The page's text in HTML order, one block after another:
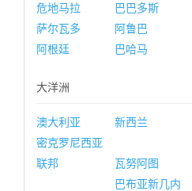
危地马拉
巴巴多斯
萨尔瓦多
阿鲁巴
阿根廷
巴哈马
大洋洲
澳大利亚 新西兰
密克罗尼西亚
联邦
瓦努阿图
巴布亚新几内